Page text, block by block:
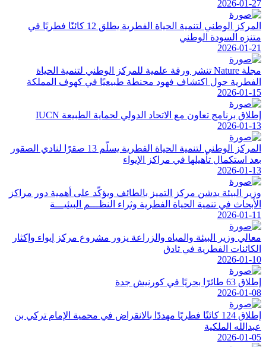
2026-01-27
المركز الوطني لتنمية الحياة الفطرية يطلق 12 كائنًا فطريًا في
متنزه السودة الوطني
2026-01-21
مجلة Nature تنشر ورقة علمية للمركز الوطني لتنمية الحياة
الفطرية حول اكتشاف فهود محنطة طبيعيًا في كهوف المملكة
2026-01-15
إطلاق برنامج تعاون مع الاتحاد الدولي لحماية الطبيعة IUCN
2026-01-13
المركز الوطني لتنمية الحياة الفطرية يسلّم 13 صقرًا لنادي الصقور
بعد استكمال تأهيلها في مراكز الإيواء
2026-01-13
وزير البيئة يدشن مركز التميز بالطائف ويؤكّد على أهمية دور مراكز
الأبحاث في تنمية الحياة الفطرية وثراء النظـــم البيئيـــة
2026-01-11
معالي وزير البيئة والمياه والزراعة يزور مشروع مركز إيواء وإكثار
الكائنات الفطرية في ثادق
2026-01-10
إطلاق 63 طائرًا بحريًا في كورنيش جدة
2026-01-08
إطلاق 124 كائنًا فطريًا مهددًا بالانقراض في محمية الإمام تركي بن
عبدالله الملكية
2026-01-05